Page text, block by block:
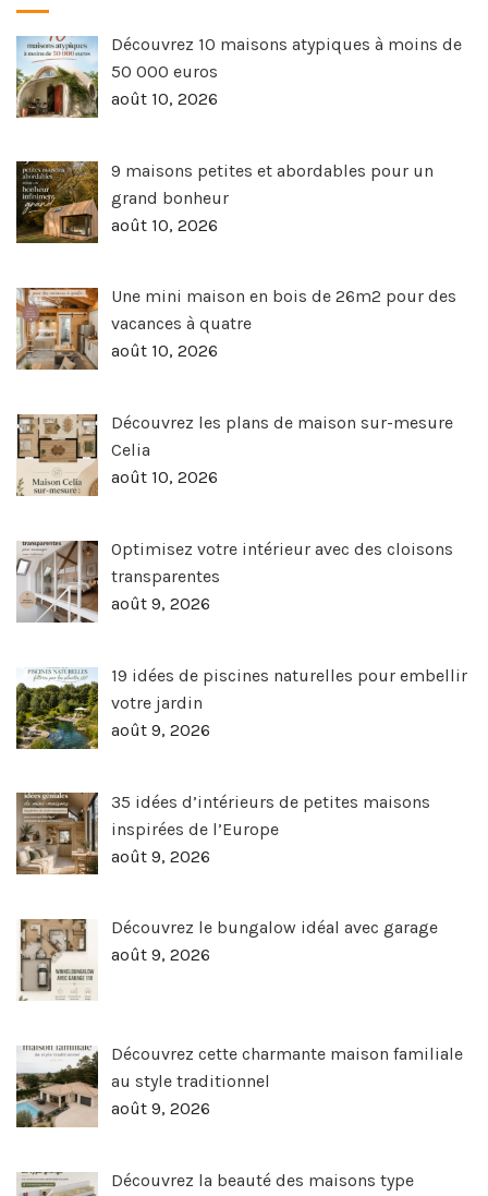
Découvrez 10 maisons atypiques à moins de
50 000 euros
août 10, 2026
9 maisons petites et abordables pour un
grand bonheur
août 10, 2026
Une mini maison en bois de 26m2 pour des
vacances à quatre
août 10, 2026
Découvrez les plans de maison sur-mesure
Celia
août 10, 2026
Optimisez votre intérieur avec des cloisons
transparentes
août 9, 2026
19 idées de piscines naturelles pour embellir
votre jardin
août 9, 2026
35 idées d’intérieurs de petites maisons
inspirées de l’Europe
août 9, 2026
Découvrez le bungalow idéal avec garage
août 9, 2026
Découvrez cette charmante maison familiale
au style traditionnel
août 9, 2026
Découvrez la beauté des maisons type